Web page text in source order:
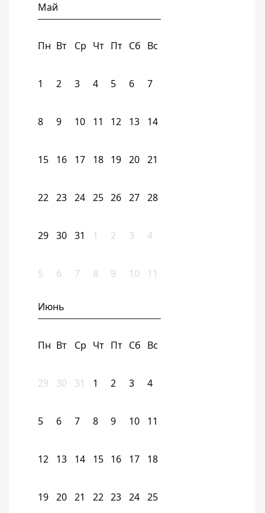
Май
Пн Вт Ср Чт Пт Сб Вс
1 2 3 4 5 6 7
8 9 10 11 12 13 14
15 16 17 18 19 20 21
22 23 24 25 26 27 28
29 30 31 1 2 3 4
5 6 7 8 9 10 11
Июнь
Пн Вт Ср Чт Пт Сб Вс
29 30 31 1 2 3 4
5 6 7 8 9 10 11
12 13 14 15 16 17 18
19 20 21 22 23 24 25